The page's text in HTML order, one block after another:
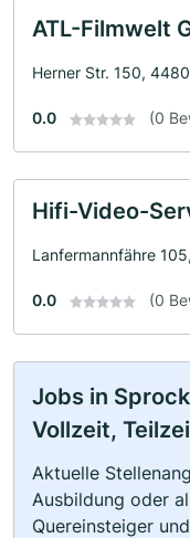
ATL-Filmwelt
Herner Str. 150,
0.0 (0
Hifi-Video-
Lanfermannfähre
0.0 (0
Jobs in
Vollzeit,
Aktuelle
Ausbildung oder
Quereinsteiger